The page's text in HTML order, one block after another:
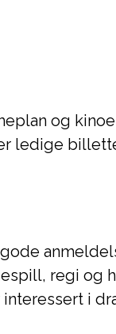
og
ledige
regi og
i